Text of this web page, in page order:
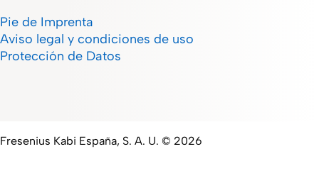
Pie de Imprenta
Aviso legal y condiciones de uso
Protección de Datos
Fresenius Kabi España, S. A. U. © 2026